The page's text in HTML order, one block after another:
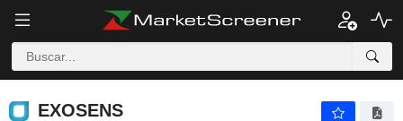
EXOSENS
EXOSENS